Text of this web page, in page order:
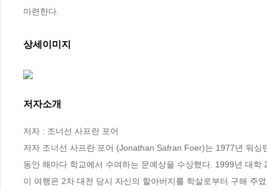
마련한다.
상세이미지
저자소개
저자 : 조너선 사프란 포어
저자 조너선 사프란 포어 (Jonathan Safran Foer)는 1977년 워
동안 해마다 학교에서 수여하는 문예상을 수상했다. 1999년 대
이 여행은 2차 대전 당시 자신의 할아버지를 학살로부터 구해 주